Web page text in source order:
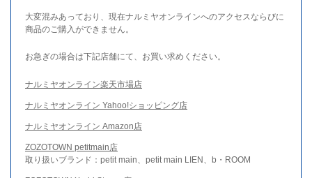
大変混みあっており、現在ナルミヤオンラインへのアクセスならびに
商品のご購入ができません。
お急ぎの場合は下記店舗にて、お買い求めください。
ナルミヤオンライン楽天市場店
ナルミヤオンライン Yahoo!ショッピング店
ナルミヤオンライン Amazon店
ZOZOTOWN petitmain店
取り扱いブランド：petit main、petit main LIEN、b・ROOM